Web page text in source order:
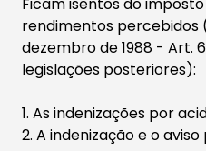
rendimentos percebidos
dezembro de 1988 - Art.
legislações posteriores):
1. As indenizações por
​2. A indenização e o